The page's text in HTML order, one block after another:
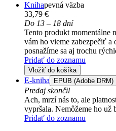
Knihapevná väzba
33,79 €
Do 13 – 18 dní
Tento produkt momentálne
vám ho vieme zabezpečiť
posnažíme sa aj trochu
Pridať do zoznamu
Vložiť do košíka
E-kniha EPUB (Adobe DRM)
Predaj skončil
Ach, mrzí nás to, ale
vypršala. Nemôžeme ho
Pridať do zoznamu